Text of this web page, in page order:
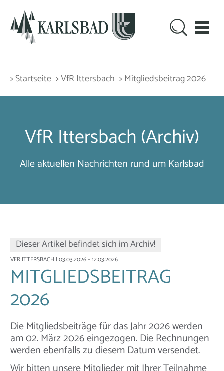
> Startseite > VfR Ittersbach > Mitgliedsbeitrag 2026
VfR Ittersbach (Archiv)
Alle aktuellen Nachrichten rund um Karlsbad
Dieser Artikel befindet sich im Archiv!
VFR ITTERSBACH | 03.03.2026 – 12.03.2026
MITGLIEDSBEITRAG
2026
Die Mitgliedsbeiträge für das Jahr 2026 werden
am 02. März 2026 eingezogen. Die Rechnungen
werden ebenfalls zu diesem Datum versendet.